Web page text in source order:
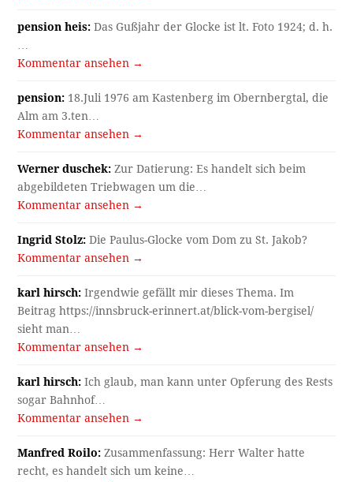
pension heis: Das Gußjahr der Glocke ist lt. Foto 1924; d. h.
…
Kommentar ansehen →
pension: 18.Juli 1976 am Kastenberg im Obernbergtal, die
Alm am 3.ten…
Kommentar ansehen →
Werner duschek: Zur Datierung: Es handelt sich beim
abgebildeten Triebwagen um die…
Kommentar ansehen →
Ingrid Stolz: Die Paulus-Glocke vom Dom zu St. Jakob?
Kommentar ansehen →
karl hirsch: Irgendwie gefällt mir dieses Thema. Im
Beitrag https://innsbruck-erinnert.at/blick-vom-bergisel/
sieht man…
Kommentar ansehen →
karl hirsch: Ich glaub, man kann unter Opferung des Rests
sogar Bahnhof…
Kommentar ansehen →
Manfred Roilo: Zusammenfassung: Herr Walter hatte
recht, es handelt sich um keine…